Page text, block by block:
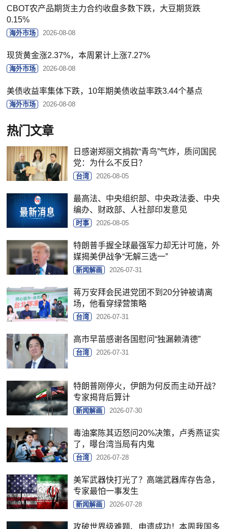
CBOT农产品期货主力合约收盘多数下跌，大豆期货跌
0.15%
海外市场 2026-08-08
现货黄金涨2.37%，本周累计上涨7.27%
海外市场 2026-08-08
美债收益率集体下跌，10年期美债收益率跌3.44个基点
海外市场 2026-08-08
热门文章
日感谢郑丽文捐款“青鸟”气炸，质问国民
党：为什么不反日？
台湾 2026-08-05
最高法、中央组织部、中央政法委、中央
编办、财政部、人社部印发意见
时事 2026-08-05
特朗普手握全球最强军力却无计可施，外
媒揭美伊战争“无解三选一”
新闻解画 2026-07-31
蒋万安拜会民进党团不到20分钟被请离
场，他看穿绿营策略
台湾 2026-07-31
高市早苗感谢各国慰问“独漏赖清德”
台湾 2026-07-31
特朗普刚停火，伊朗为何反而主动开战？
专家揭背后算计
新闻解画 2026-07-30
毒油案陈其迈怒问20%决策，卢秀燕证实
了，曝台湾当局有内鬼
台湾 2026-07-28
美军武器快打光了？高端武器库存告急，
专家最怕一事发生
新闻解画 2026-07-28
攻破世界级难题、申遗成功！本周我国多